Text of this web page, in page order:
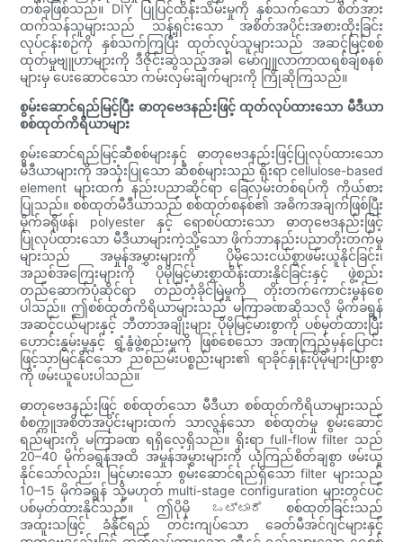
တစ်ခုဖြစ်သည်။ DIY ပြုပြင်ထိန်းသိမ်းမှုကို နှစ်သက်သော စိတ်အား
ထက်သန်သူများသည် သန့်ရှင်းသော အစိတ်အပိုင်းအစားထိုးခြင်း
လုပ်ငန်းစဉ်ကို နှစ်သက်ကြပြီး ထုတ်လုပ်သူများသည် အဆင့်မြင့်စစ်
ထုတ်မှုဗျူဟာများကို ဒီဇိုင်းဆွဲသည့်အခါ မော်ဂျူလာကာထရစ်ချ်စနစ်
များမှ ပေးဆောင်သော ကမ်းလှမ်းချက်များကို ကြိုဆိုကြသည်။
စွမ်းဆောင်ရည်မြင့်ပြီး ဓာတုဗေဒနည်းဖြင့် ထုတ်လုပ်ထားသော မီဒီယာ
စစ်ထုတ်ကိရိယာများ
စွမ်းဆောင်ရည်မြင့်ဆီစစ်များနှင့် ဓာတုဗေဒနည်းဖြင့်ပြုလုပ်ထားသော
မီဒီယာများကို အသုံးပြုသော ဆီစစ်များသည် ရိုးရာ cellulose-based
element များထက် နည်းပညာဆိုင်ရာ ခြေလှမ်းတစ်ရပ်ကို ကိုယ်စား
ပြုသည်။ စစ်ထုတ်မီဒီယာသည် စစ်ထုတ်စနစ်၏ အဓိကအချက်ဖြစ်ပြီး
မိုက်ခရိုဖန်၊ polyester နှင့် ရောစပ်ထားသော ဓာတုဗေဒနည်းဖြင့်
ပြုလုပ်ထားသော မီဒီယာများကဲ့သို့သော ဖိုက်ဘာနည်းပညာတိုးတက်မှု
များသည် အမှုန်အမွှားများကို ပိုမိုသေးငယ်စွာဖမ်းယူနိုင်ခြင်း၊
အညစ်အကြေးများကို ပိုမိုမြင့်မားစွာထိန်းထားနိုင်ခြင်းနှင့် ဖွဲ့စည်း
တည်ဆောက်ပုံဆိုင်ရာ တည်တံ့ခိုင်မြဲမှုကို တိုးတက်ကောင်းမွန်စေ
ပါသည်။ ဤစစ်ထုတ်ကိရိယာများသည် မကြာခဏဆိုသလို မိုက်ခရွန်
အဆင့်ငယ်များနှင့် ဘီတာအချိုးများ ပိုမိုမြင့်မားစွာကို ပစ်မှတ်ထားပြီး
ဟောင်းနွမ်းမှုနှင့် ရွှံ့နွံဖွဲ့စည်းမှုကို ဖြစ်စေသော အဏုကြည့်မှန်ပြောင်း
ဖြင့်သာမြင်နိုင်သော ညစ်ညမ်းပစ္စည်းများ၏ ရာခိုင်နှုန်းပိုမိုများပြားစွာ
ကို ဖမ်းယူပေးပါသည်။
ဓာတုဗေဒနည်းဖြင့် စစ်ထုတ်သော မီဒီယာ စစ်ထုတ်ကိရိယာများသည်
စံစက္ကူအစိတ်အပိုင်းများထက် သာလွန်သော စစ်ထုတ်မှု စွမ်းဆောင်
ရည်များကို မကြာခဏ ရရှိလေ့ရှိသည်။ ရိုးရာ full-flow filter သည်
20–40 မိုက်ခရွန်အထိ အမှုန်အမွှားများကို ယုံကြည်စိတ်ချစွာ ဖမ်းယူ
နိုင်သော်လည်း၊ မြင့်မားသော စွမ်းဆောင်ရည်ရှိသော filter များသည်
10–15 မိုက်ခရွန် သို့မဟုတ် multi-stage configuration များတွင်ပင်
ပစ်မှတ်ထားနိုင်သည်။ ဤပိုမို ಒಟ್ಟಾರೆ စစ်ထုတ်ခြင်းသည်
အထူးသဖြင့် ခံနိုင်ရည် တင်းကျပ်သော ခေတ်မီအင်ဂျင်များနှင့်